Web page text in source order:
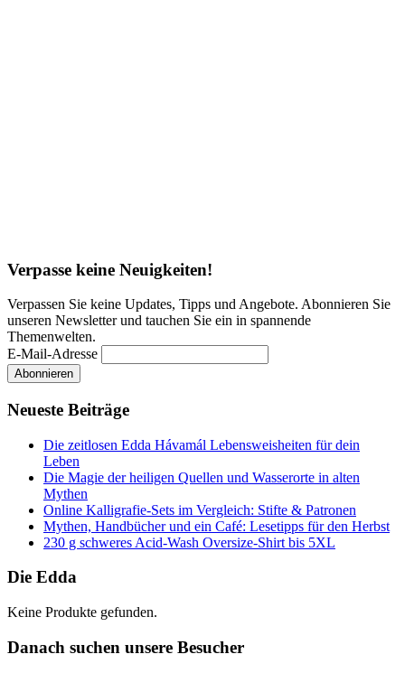
Verpasse keine Neuigkeiten!
Verpassen Sie keine Updates, Tipps und Angebote. Abonnieren Sie
unseren Newsletter und tauchen Sie ein in spannende
Themenwelten.
E-Mail-Adresse
Neueste Beiträge
Die zeitlosen Edda Hávamál Lebensweisheiten für dein
Leben
Die Magie der heiligen Quellen und Wasserorte in alten
Mythen
Online Kalligrafie‑Sets im Vergleich: Stifte & Patronen
Mythen, Handbücher und ein Café: Lesetipps für den Herbst
230 g schweres Acid-Wash Oversize-Shirt bis 5XL
Die Edda
Keine Produkte gefunden.
Danach suchen unsere Besucher